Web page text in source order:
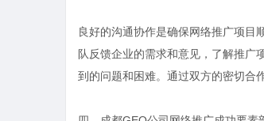
良好的沟通协作是确保网络推广项目
队反馈企业的需求和意见，了解推广
到的问题和困难。通过双方的密切合